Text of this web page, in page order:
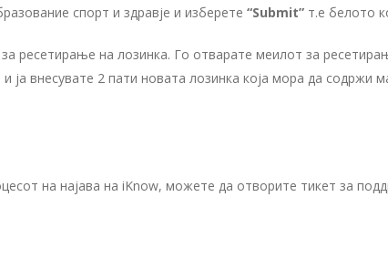
спорт и здравје и изберете “Submit” т.е белото
ресетирање на лозинка. Го отварате меилот за
ја внесувате 2 пати новата лозинка која мора да содржи
на најава на iKnow, можете да отворите тикет за